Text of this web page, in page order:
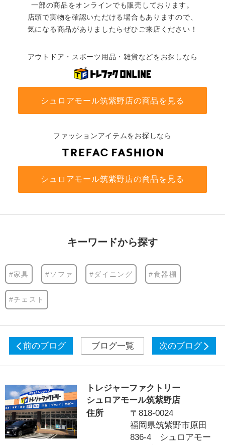
一部の商品をオンラインでも販売しております。
店頭で実物を確認いただける場合もありますので、
気になる商品がありましたらぜひご来店ください！
アウトドア・スポーツ用品・雑貨などをお探しなら
シュロアモール筑紫野店の商品を見る
ファッションアイテムをお探しなら
シュロアモール筑紫野店の商品を見る
キーワードから探す
#家具 #ソファ #ダイニング #食器棚
#チェスト
前のブログ ブログ一覧 次のブログ
トレジャーファクトリー
シュロアモール筑紫野店
住所
〒818-0024
福岡県筑紫野市原田
836-4 シュロアモー